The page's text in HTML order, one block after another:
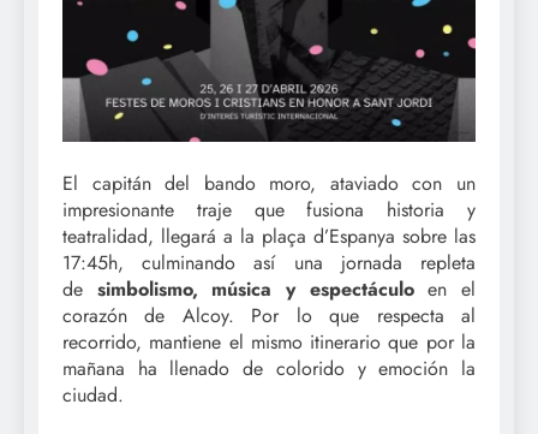
El capitán del bando moro, ataviado con un
impresionante traje que fusiona historia y
teatralidad, llegará a la plaça d’Espanya sobre las
17:45h, culminando así una jornada repleta
de simbolismo, música y espectáculoen el
corazón de Alcoy. Por lo que respecta al
recorrido, mantiene el mismo itinerario que por la
mañana ha llenado de colorido y emoción la
ciudad.